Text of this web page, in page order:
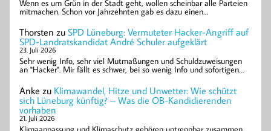
Wenn es um Grün in der Stadt geht, wollen scheinbar alle Parteien
mitmachen. Schon vor Jahrzehnten gab es dazu einen…
Thorsten zu SPD Lüneburg: Vermuteter Hacker-Angriff auf
SPD-Landratskandidat André Schuler aufgeklärt
23. Juli 2026
Sehr wenig Info, sehr viel Mutmaßungen und Schuldzuweisungen
an "Hacker". Mir fällt es schwer, bei so wenig Info und sofortigen…
Anke zu Klimawandel, Hitze und Unwetter: Wie schützt
sich Lüneburg künftig? – Was die OB-Kandidierenden
vorhaben
21. Juli 2026